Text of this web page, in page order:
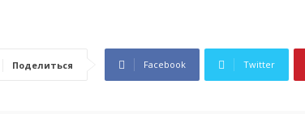
Поделиться Facebook Twitter